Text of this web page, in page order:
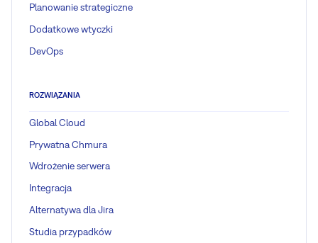
Planowanie strategiczne
Dodatkowe wtyczki
DevOps
ROZWIĄZANIA
Global Cloud
Prywatna Chmura
Wdrożenie serwera
Integracja
Alternatywa dla Jira
Studia przypadków